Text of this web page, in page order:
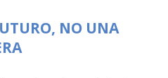
NO UNA